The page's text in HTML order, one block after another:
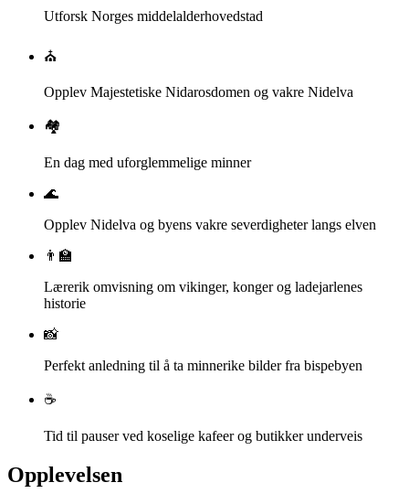
Utforsk Norges middelalderhovedstad
⛪
Opplev Majestetiske Nidarosdomen og vakre Nidelva
🏘️
En dag med uforglemmelige minner
🌊
Opplev Nidelva og byens vakre severdigheter langs elven
👨‍🏫
Lærerik omvisning om vikinger, konger og ladejarlenes
historie
📸
Perfekt anledning til å ta minnerike bilder fra bispebyen
☕
Tid til pauser ved koselige kafeer og butikker underveis
Opplevelsen